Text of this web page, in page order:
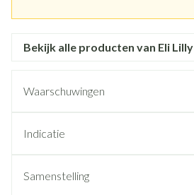
Bekijk alle producten van Eli Lilly
Waarschuwingen
Indicatie
Samenstelling